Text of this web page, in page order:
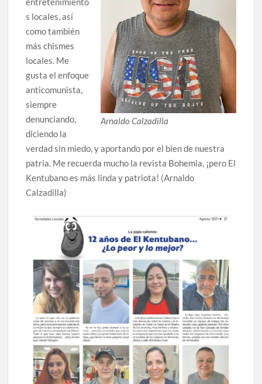
Arnaldo Calzadilla
s locales, así
como también
más chismes
locales. Me
gusta el enfoque
anticomunista,
siempre
denunciando,
diciendo la
verdad sin miedo, y aportando por el bien de nuestra
patria. Me recuerda mucho la revista Bohemia, ¡pero El
Kentubano es más linda y patriota! (Arnaldo
Calzadilla)